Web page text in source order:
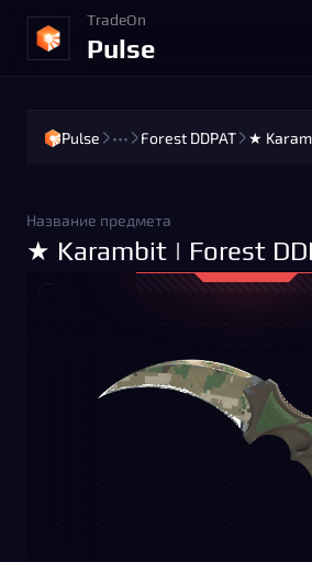
TradeOn
Pulse
Pulse ••• Forest DDPAT
Название предмета